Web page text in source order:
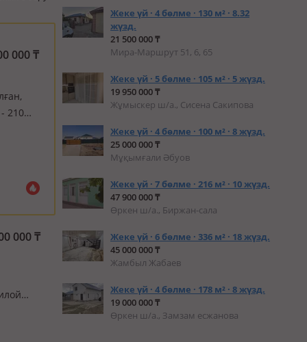
000₸
210
000₸
и
Жеке үй · 4 бөлме · 130 м² · 8.32
жүзд.
21 500 000 ₸
Мира-Маршрут 51, 6, 65
Жеке үй · 5 бөлме · 105 м² · 5 жүзд.
19 950 000 ₸
Жұмыскер ш/а., Сисена Сакипова
Жеке үй · 4 бөлме · 100 м² · 8 жүзд.
25 000 000 ₸
Мұқымғали Әбуов
Жеке үй · 7 бөлме · 216 м² · 10 жүзд.
47 900 000 ₸
Өркен ш/а., Биржан-сала
Жеке үй · 6 бөлме · 336 м² · 18 жүзд.
45 000 000 ₸
Жамбыл Жабаев
Жеке үй · 4 бөлме · 178 м² · 8 жүзд.
19 000 000 ₸
Өркен ш/а., Замзам есжанова